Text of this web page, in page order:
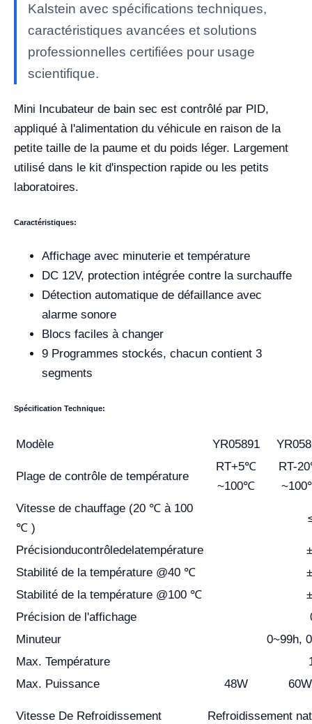
Kalstein avec spécifications techniques,
caractéristiques avancées et solutions
professionnelles certifiées pour usage
scientifique.
Mini Incubateur de bain sec est contrôlé par PID,
appliqué à l'alimentation du véhicule en raison de la
petite taille de la paume et du poids léger. Largement
utilisé dans le kit d'inspection rapide ou les petits
laboratoires.
Caractéristiques:
Affichage avec minuterie et température
DC 12V, protection intégrée contre la surchauffe
Détection automatique de défaillance avec
alarme sonore
Blocs faciles à changer
9 Programmes stockés, chacun contient 3
segments
Spécification Technique:
Modèle YR05891
Plage de contrôle de température
RT+5℃
~100℃
RT-
Vitesse de chauffage (20 ℃ à 100
℃ )
Précisionducontrôlede latempérature
Stabilité de la température @40 ℃
Stabilité de la température @100 ℃
Précision de l'affichage
Minuteur
0~99h,
Max. Température
Max. Puissance
48W 60W
Vitesse De Refroidissement Refroidissement